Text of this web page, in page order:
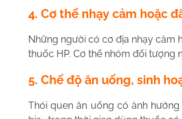
4. Cơ thể nhạy cảm hoặc
Những người có cơ địa nhạy cảm
thuốc HP. Cơ thể nhóm đối tượng
5. Chế độ ăn uống, sinh
Thói quen ăn uống có ảnh